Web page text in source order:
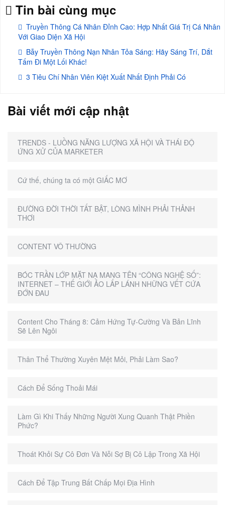
Tin bài cùng mục
Truyền Thông Cá Nhân Đỉnh Cao: Hợp Nhất Giá Trị Cá Nhân
Với Giao Diện Xã Hội
Bẫy Truyền Thông Nạn Nhân Tỏa Sáng: Hãy Sáng Trí, Dắt
Tấm Đi Một Lối Khác!
3 Tiêu Chí Nhân Viên Kiệt Xuất Nhất Định Phải Có
Bài viết mới cập nhật
TRENDS - LUỒNG NĂNG LƯỢNG XÃ HỘI VÀ THÁI ĐỘ
ỨNG XỬ CỦA MARKETER
Cứ thế, chúng ta có một GIẤC MƠ
ĐƯỜNG ĐỜI THỜI TẤT BẬT, LÒNG MÌNH PHẢI THẢNH
THƠI
CONTENT VÔ THƯỜNG
BÓC TRẦN LỚP MẶT NẠ MANG TÊN “CÔNG NGHỆ SỐ”:
INTERNET – THẾ GIỚI ẢO LẤP LÁNH NHỮNG VẾT CỨA
ĐỚN ĐAU
Content Cho Tháng 8: Cảm Hứng Tự-Cường Và Bản Lĩnh
Sẽ Lên Ngôi
Thân Thể Thường Xuyên Mệt Mỏi, Phải Làm Sao?
Cách Để Sống Thoải Mái
Làm Gì Khi Thấy Những Người Xung Quanh Thật Phiền
Phức?
Thoát Khỏi Sự Cô Đơn Và Nỗi Sợ Bị Cô Lập Trong Xã Hội
Cách Để Tập Trung Bất Chấp Mọi Địa Hình